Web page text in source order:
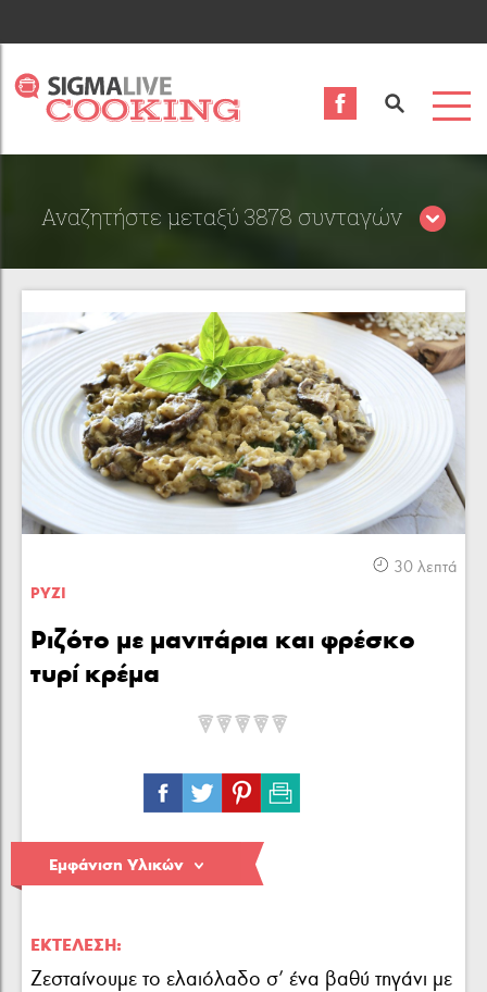
Αναζητήστε μεταξύ 3878 συνταγών
Περιορίστε τα αποτελέσματα αναζήτησης επιλέγοντας
κατηγορίες:
30 λεπτά
ΡΥΖΙ
Ριζότο µε µανιτάρια και φρέσκο
τυρί κρέµα
Εμφάνιση Υλικών
ΕΚΤΈΛΕΣΗ:
Ζεσταίνουμε το ελαιόλαδο σ’ ένα βαθύ τηγάνι με